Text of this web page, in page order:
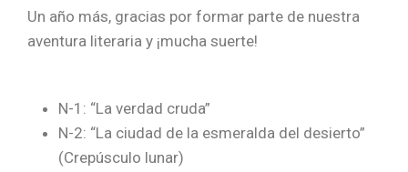
Un año más, gracias por formar parte de nuestra
aventura literaria y ¡mucha suerte!
N-1: “La verdad cruda”
N-2: “La ciudad de la esmeralda del desierto”
(Crepúsculo lunar)